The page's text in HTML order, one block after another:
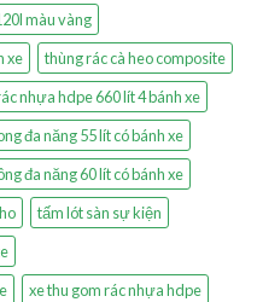
màu vàng
xe
thùng rác cà heo composite
nhựa hdpe 660 lít 4 bánh xe
đa năng 55 lít có bánh xe
đa năng 60 lít có bánh xe
tấm lót sàn sự kiện
xe thu gom rác nhựa hdpe